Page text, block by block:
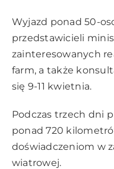
Wyjazd ponad 50-
przedstawicieli
zainteresowanych
farm, a także
się 9-11 kwietnia.
Podczas trzech dni
ponad 720
doświadczeniom w
wiatrowej.